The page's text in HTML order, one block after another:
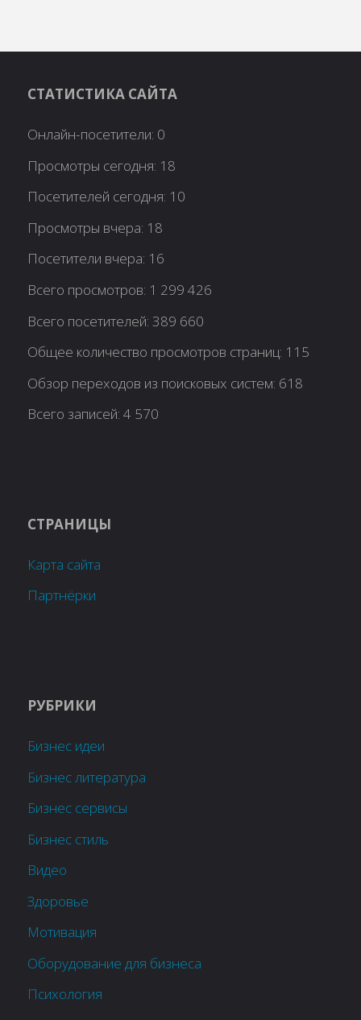
СТАТИСТИКА САЙТА
Онлайн-посетители: 0
Просмотры сегодня: 18
Посетителей сегодня: 10
Просмотры вчера: 18
Посетители вчера: 16
Всего просмотров: 1 299 426
Всего посетителей:389 660
Общее количество просмотров страниц: 115
Обзор переходов из поисковых систем: 618
Всего записей:4 570
СТРАНИЦЫ
Карта сайта
Партнёрки
РУБРИКИ
Бизнес идеи
Бизнес литература
Бизнес сервисы
Бизнес стиль
Видео
Здоровье
Мотивация
Оборудование для бизнеса
Психология